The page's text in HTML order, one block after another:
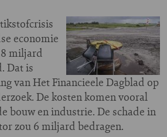
economie
miljard
Dat is
van Het Financieele Dagblad op
De kosten komen vooral
bouw en industrie. De schade in
zou 6 miljard bedragen.